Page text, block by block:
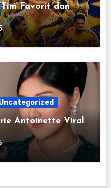
Favorit dan
Uncategorized
Antoinette Viral